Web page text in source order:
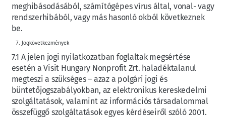
meghibásodásából, számítógépes vírus által, vonal- vagy
rendszerhibából, vagy más hasonló okból következnek
be.
Jogkövetkezmények
7.1 A jelen jogi nyilatkozatban foglaltak megsértése
esetén a Visit Hungary Nonprofit Zrt. haladéktalanul
megteszi a szükséges – azaz a polgári jogi és
büntetőjogszabályokban, az elektronikus kereskedelmi
szolgáltatások, valamint az információs társadalommal
összefüggő szolgáltatások egyes kérdéseiről szóló 2001.